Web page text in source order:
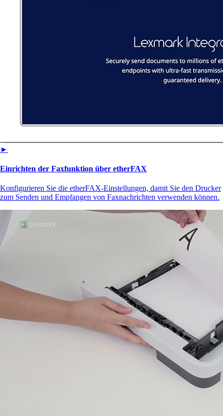
►
Einrichten der Faxfunktion über etherFAX
Konfigurieren Sie die etherFAX-Einstellungen, damit Sie den Drucker
zum Senden und Empfangen von Faxnachrichten verwenden können.